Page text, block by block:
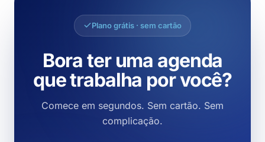
Plano grátis · sem cartão
Bora ter uma agenda
que trabalha por você?
Comece em segundos. Sem cartão. Sem
complicação.